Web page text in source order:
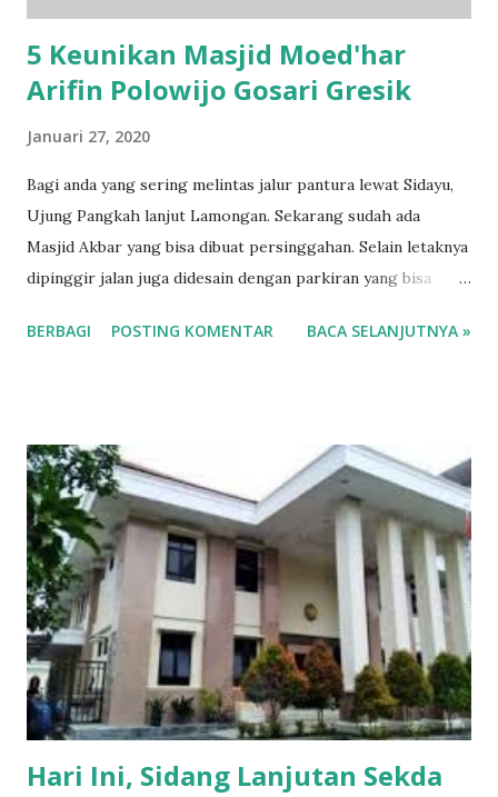
Indar Parawansa, Bupat...
5 Keunikan Masjid Moed'har
Arifin Polowijo Gosari Gresik
Januari 27, 2020
Bagi anda yang sering melintas jalur pantura lewat Sidayu,
Ujung Pangkah lanjut Lamongan. Sekarang sudah ada
Masjid Akbar yang bisa dibuat persinggahan. Selain letaknya
dipinggir jalan juga didesain dengan parkiran yang bisa
yang ada di Masjid Moed'har Arifin Polowijo Gosari Gresik
ber AC dan luas Demikian sedikit yang bisa kami tampilkan.
BERBAGI POSTING KOMENTAR BACA SELANJUTNYA »
Hari Ini, Sidang Lanjutan Sekda